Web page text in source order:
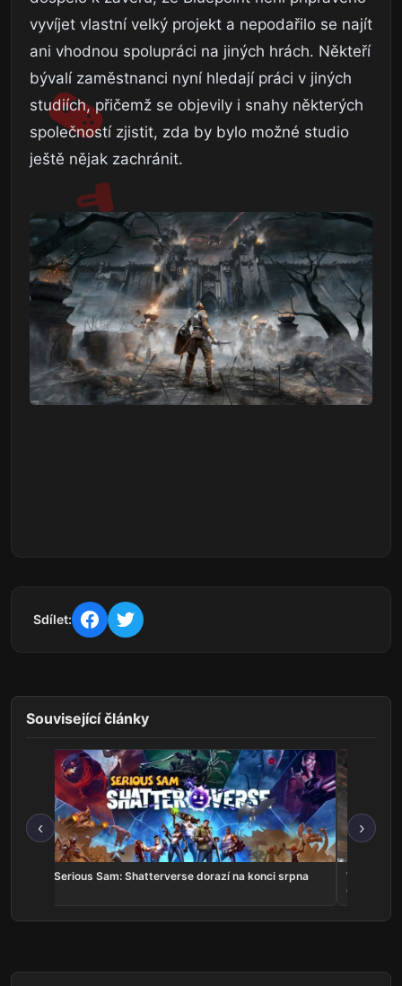
vyvíjet vlastní velký projekt a nepodařilo se najít
ani vhodnou spolupráci na jiných hrách. Někteří
bývalí zaměstnanci nyní hledají práci v jiných
studiích, přičemž se objevily i snahy některých
společností zjistit, zda by bylo možné studio
ještě nějak zachránit.
Sdílet:
Související články
‹
Serious Sam: Shatterverse dorazí na konci srpna
Online v
›